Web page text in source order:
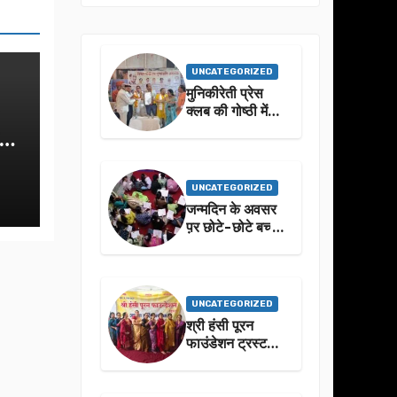
UNCATEGORIZED
मुनिकीरेती प्रेस
क्लब की गोष्ठी में
UNCATEGORIZED
जन्मदिन के अवसर
प़र छोटे-छोटे बच्चो
UNCATEGORIZED
श्री हंसी पूरन
फाउंडेशन ट्रस्ट